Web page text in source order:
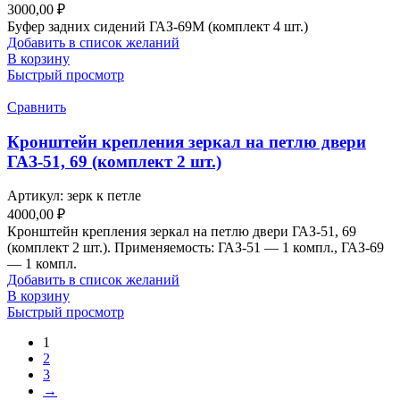
3000,00 ₽
Буфер задних сидений ГАЗ-69М (комплект 4 шт.)
Добавить в список желаний
В корзину
Быстрый просмотр
Сравнить
Кронштейн крепления зеркал на петлю двери
ГАЗ-51, 69 (комплект 2 шт.)
Артикул: зерк к петле
4000,00 ₽
Кронштейн крепления зеркал на петлю двери ГАЗ-51, 69
(комплект 2 шт.). Применяемость: ГАЗ-51 — 1 компл., ГАЗ-69
— 1 компл.
Добавить в список желаний
В корзину
Быстрый просмотр
1
2
3
→